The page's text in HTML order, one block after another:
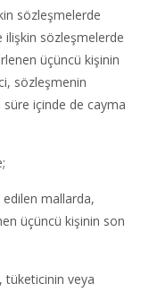
sözleşmelerde
sözleşmelerde
üçüncü kişinin
sözleşmenin
süre içinde de cayma
edilen mallarda,
üçüncü kişinin son
tüketicinin veya